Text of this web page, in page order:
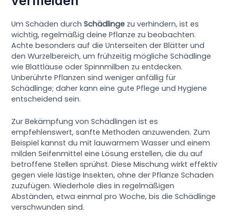
Um Schäden durchSchädlinge zu verhindern, ist es
wichtig, regelmäßig deine Pflanze zu beobachten.
Achte besonders auf die Unterseiten der Blätter und
den Wurzelbereich, um frühzeitig mögliche Schädlinge
wie Blattläuse oder Spinnmilben zu entdecken.
Unberührte Pflanzen sind weniger anfällig für
Schädlinge; daher kann eine gute Pflege und Hygiene
entscheidend sein.
Zur Bekämpfung von Schädlingen ist es
empfehlenswert, sanfte Methoden anzuwenden. Zum
Beispiel kannst du mit lauwarmem Wasser und einem
milden Seifenmittel eine Lösung erstellen, die du auf
betroffene Stellen sprühst. Diese Mischung wirkt effektiv
gegen viele lästige Insekten, ohne der Pflanze Schaden
zuzufügen. Wiederhole dies in regelmäßigen
Abständen, etwa einmal pro Woche, bis die Schädlinge
verschwunden sind.